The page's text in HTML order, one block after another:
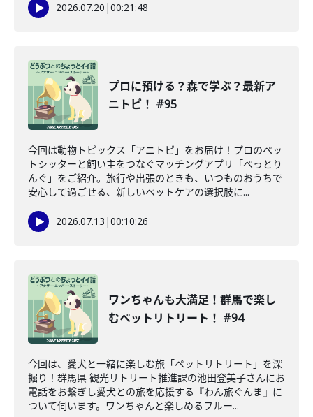
2026.07.20 |00:21:48
プロに預ける？森で学ぶ？最新ア
ニトピ！ #95
今回は動物トピックス「アニトピ」をお届け！プロのペッ
トシッターと飼い主をつなぐマッチングアプリ「ぺっとり
んぐ」をご紹介。旅行や出張のときも、いつものおうちで
安心して過ごせる、新しいペットケアの選択肢に...
2026.07.13 |00:10:26
ワンちゃんも大満足！群馬で楽し
むペットリトリート！ #94
今回は、愛犬と一緒に楽しむ旅「ペットリトリート」を深
掘り！群馬県 観光リトリート推進課の池田登美子さんにお
電話をお繋ぎし愛犬との旅を応援する『わん旅ぐんま』に
ついて伺います。ワンちゃんと楽しめるフルー...